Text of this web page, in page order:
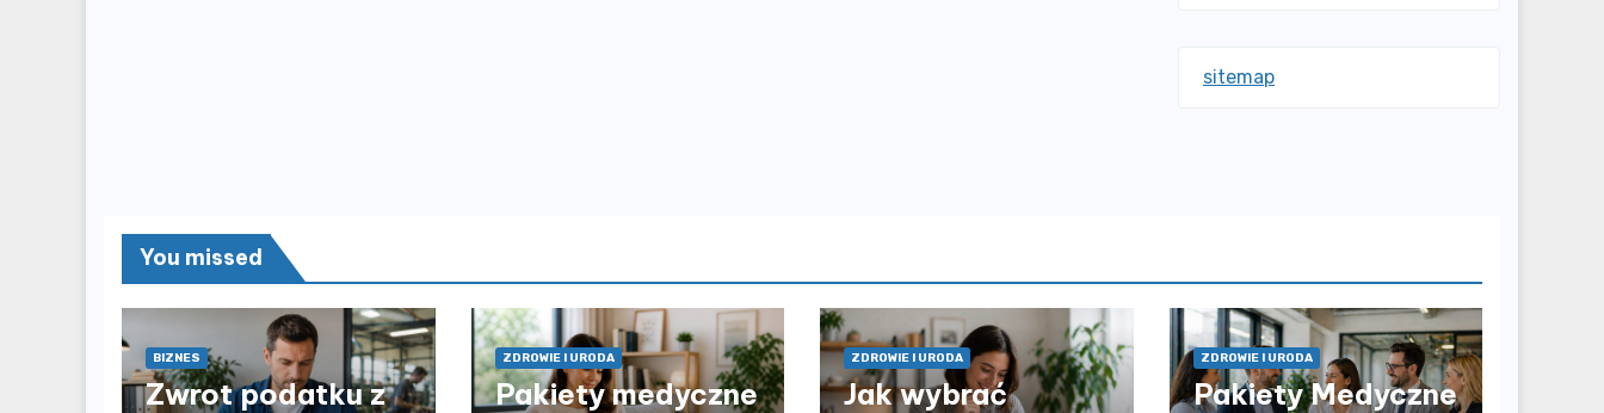
sitemap
You missed
BIZNES
Zwrot podatku z
ZDROWIE I URODA
Pakiety medyczne
ZDROWIE I URODA
Jak wybrać
ZDROWIE I URODA
Pakiety Medyczne